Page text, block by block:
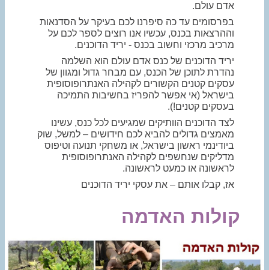
אדם עולם.
בפרסומים עד כה סיפרנו לכם בעיקר על הסדנאות
וההרצאות בכנס, עכשיו אנו רוצים לספר לכם על
מרכיב מרכזי וחשוב בכנס - יריד הדוכנים.
יריד הדוכנים של כנס אדם עולם הוא השלמה
נהדרת לתוכן של הכנס, עם מבחר גדול ומגוון של
עסקים קטנים הקשורים לקהילה האנתרופוסופית
בישראל (אי אפשר להפריז בחשיבות התמיכה
בעסקים קטנים!).
לצד הדוכנים הוותיקים שמגיעים לכל כנס, עשינו
מאמצים גדולים להביא לכם חידושים – למשל, שוק
ביודינמי ראשון בישראל, או משחקי תנועה וטיפוס
מדליקים שנחשפים לקהילה האנתרופוסופית
לראשונה או כמעט לראשונה.
אז, קבלו אותם – את עסקי יריד הדוכנים
קולות האדמה